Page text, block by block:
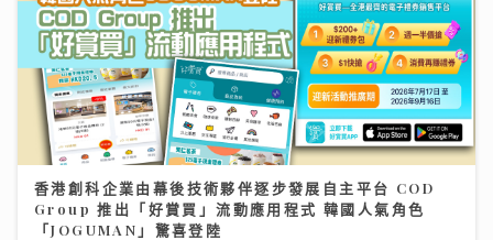
香港創科企業由幕後技術夥伴逐步發展自主平台 COD
Group 推出「好賞買」流動應用程式 韓國人氣角色
「JOGUMAN」驚喜登陸